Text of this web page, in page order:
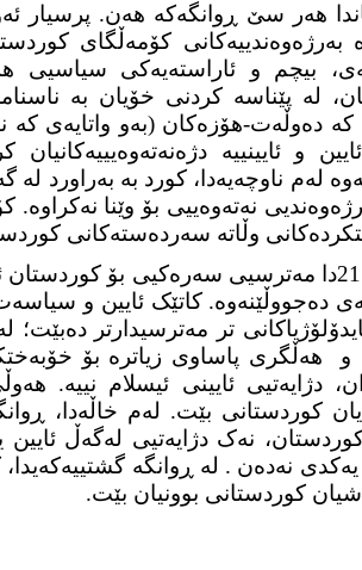
هەر سێ ڕوانگەکە هەن. پرسیار
بەرژەوەندییەکانی کۆمەڵگای
بیچم و ئاراستەیەکی
لە پێناسە کردنی خۆیان بە
کە دەوڵەت-هۆزەکان (بەو واتایەی کە
و ئایینییە
لەم ناوچەیەدا، کورد بە
نەتەوەییی بۆ وێنا
وڵاتە سەردەستەکانی
لە سەدەی 21دا مەترسیی سەرەکیی بۆ
دەجووڵێنەوە. کاتێک ئایین و
تر مەترسیدارتر
و
هەڵگری پاساوی زیاترە بۆ
دژایەتیی ئایینی ئیسلام نییە.
کوردستانی بێت. لەم خاڵەدا،
کوردستان، نەک دژایەتیی لەگەڵ
نەدەن . لە ڕوانگە گشتییەکەیدا،
کوردستانی بوونیان بێت.